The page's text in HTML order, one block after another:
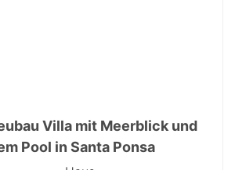
Villa mit Meerblick und
Pool in Santa Ponsa